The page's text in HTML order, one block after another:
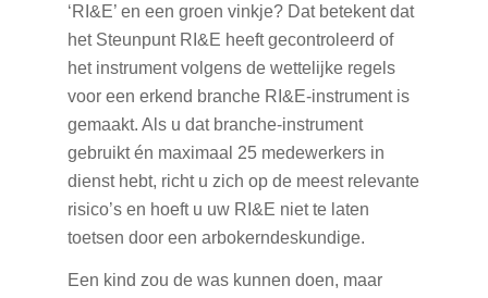
‘RI&E’ en een groen vinkje? Dat betekent dat
het Steunpunt RI&E heeft gecontroleerd of
het instrument volgens de wettelijke regels
voor een erkend branche RI&E-instrument is
gemaakt. Als u dat branche-instrument
gebruikt én maximaal 25 medewerkers in
dienst hebt, richt u zich op de meest relevante
risico’s en hoeft u uw RI&E niet te laten
toetsen door een arbokerndeskundige.
Een kind zou de was kunnen doen, maar